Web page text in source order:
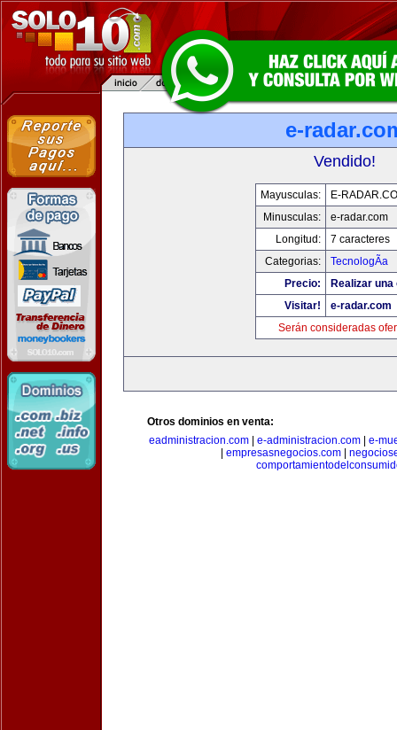
e-
Vendido!
Mayusculas:
E-
Minusculas:
e-radar.com
Longitud:
7 caracteres
Categorias:
TecnologÃ­a
Precio:
Realizar
Visitar!
e-radar.com
Serán consideradas
Otros dominios en venta:
eadministracion.com| e-administracion.com| e-
empresasnegocios.com|